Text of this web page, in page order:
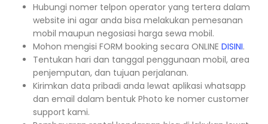
Hubungi nomer telpon operator yang tertera dalam
website ini agar anda bisa melakukan pemesanan
mobil maupun negosiasi harga sewa mobil.
Mohon mengisi FORM booking secara ONLINE DISINI.
Tentukan hari dan tanggal penggunaan mobil, area
penjemputan, dan tujuan perjalanan.
Kirimkan data pribadi anda lewat aplikasi whatsapp
dan email dalam bentuk Photo ke nomer customer
support kami.